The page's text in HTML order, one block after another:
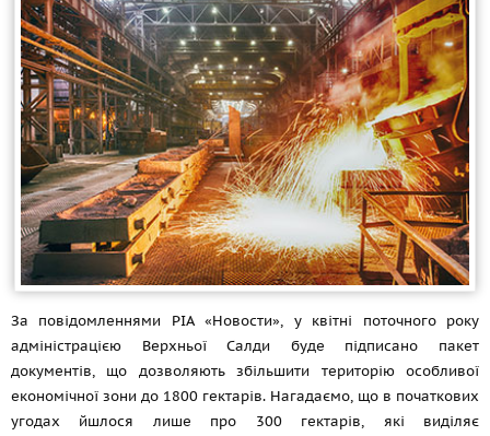
За повідомленнями РІА «Новости», у квітні поточного року
адміністрацією Верхньої Салди буде підписано пакет
документів, що дозволяють збільшити територію особливої
економічної зони до 1800 гектарів. Нагадаємо, що в початкових
угодах йшлося лише про 300 гектарів, які виділяє